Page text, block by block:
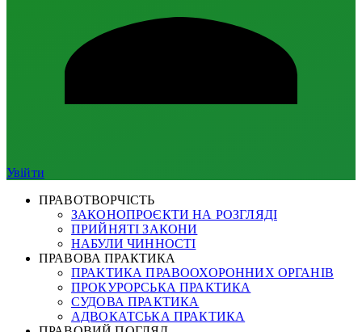
Увійти
ПРАВОТВОРЧІСТЬ
ЗАКОНОПРОЄКТИ НА РОЗГЛЯДІ
ПРИЙНЯТІ ЗАКОНИ
НАБУЛИ ЧИННОСТІ
ПРАВОВА ПРАКТИКА
ПРАКТИКА ПРАВООХОРОННИХ ОРГАНІВ
ПРОКУРОРСЬКА ПРАКТИКА
СУДОВА ПРАКТИКА
АДВОКАТСЬКА ПРАКТИКА